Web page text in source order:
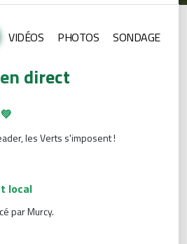
VIDÉOS PHOTOS SONDAGE
direct
les Verts s'imposent !
local
par Murcy.